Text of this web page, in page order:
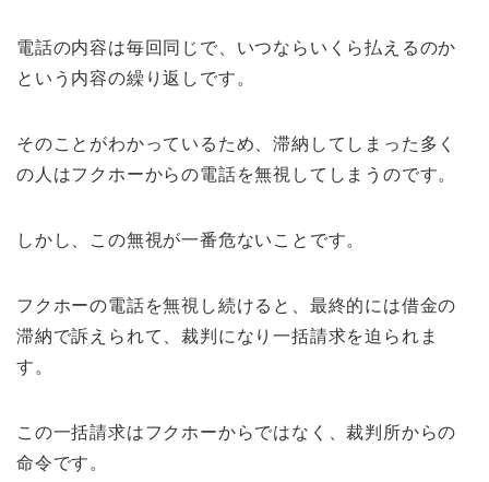
電話の内容は毎回同じで、いつならいくら払えるのか
という内容の繰り返しです。
そのことがわかっているため、滞納してしまった多く
の人はフクホーからの電話を無視してしまうのです。
しかし、この無視が一番危ないことです。
フクホーの電話を無視し続けると、最終的には借金の
滞納で訴えられて、裁判になり一括請求を迫られま
す。
この一括請求はフクホーからではなく、裁判所からの
命令です。